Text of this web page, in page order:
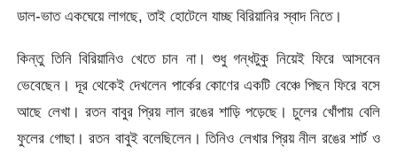
ডাল-ভাত একঘেয়ে লাগছে, তাই হোটেলে যাচ্ছ বিরিয়ানির স্বাদ নিতে।
কিন্তু তিনি বিরিয়ানিও খেতে চান না। শুধু গন্ধটুকু নিয়েই ফিরে আসবেন
ভেবেছেন। দূর থেকেই দেখলেন পার্কের কোণের একটি বেঞ্চে পিছন ফিরে বসে
আছে লেখা। রতন বাবুর প্রিয় লাল রঙের শাড়ি পড়েছে। চুলের খোঁপায় বেলি
ফুলের গোছা। রতন বাবুই বলেছিলেন। তিনিও লেখার প্রিয় নীল রঙের শার্ট ও